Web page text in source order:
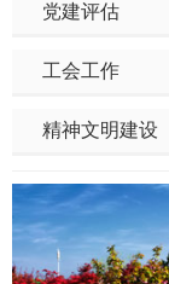
党建评估
工会工作
精神文明建设